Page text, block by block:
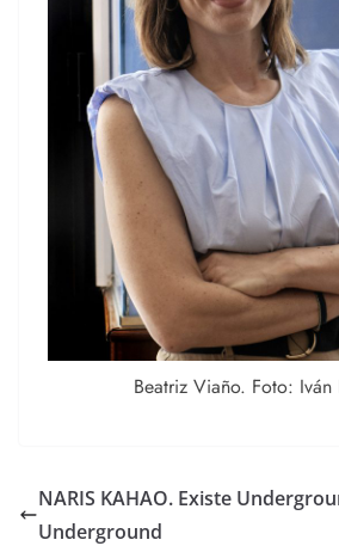
Beatriz Viaño. Foto: Iván
NARIS KAHAO. Existe
Underground